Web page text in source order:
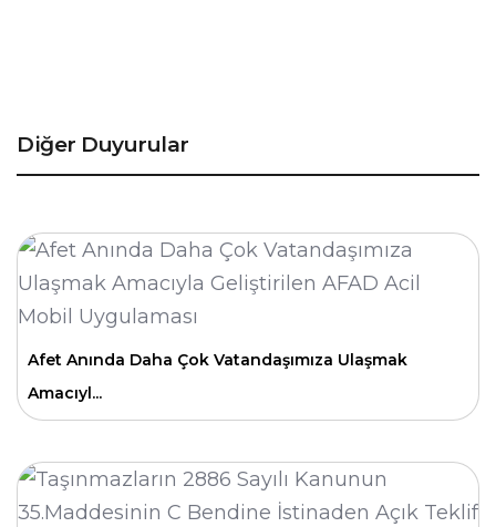
Diğer Duyurular
Afet Anında Daha Çok Vatandaşımıza Ulaşmak
Amacıyl...